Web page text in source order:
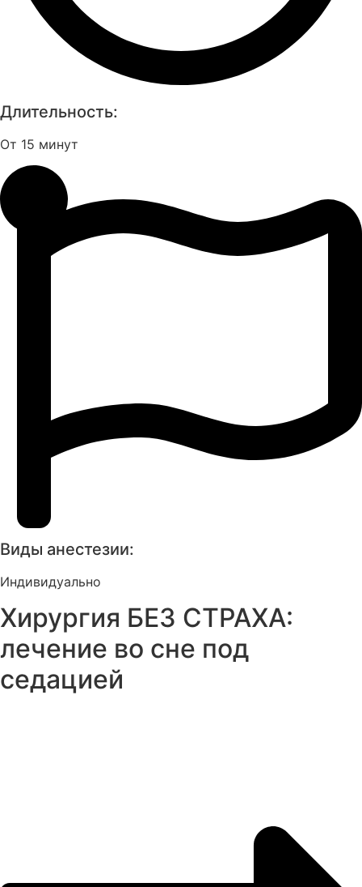
Длительность:
От 15 минут
Виды анестезии:
Индивидуально
Хирургия БЕЗ СТРАХА:
лечение во сне под
седацией